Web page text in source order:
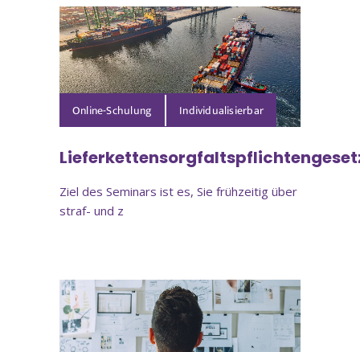
Online-Schulung
Ziel des Seminars ist es, Sie frühzeitig über
straf- und z